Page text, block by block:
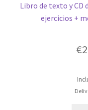
Libro de texto y
ejercicios +
€